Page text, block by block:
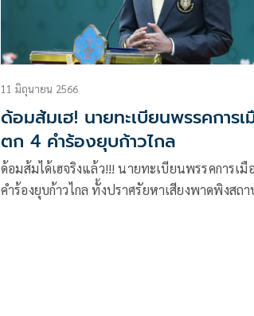
11 มิถุนายน 2566
ด้อมส้มเฮ! นายทะเบียนพรรคการ
ตก 4 คำร้องยุบก้าวไกล
ด้อมส้มได้เฮจริงแล้ว!!! นายทะเบียนพรรคการเมื
คำร้องยุบก้าวไกล ทั้งปราศรัยหาเสียงพาดพิงสถ